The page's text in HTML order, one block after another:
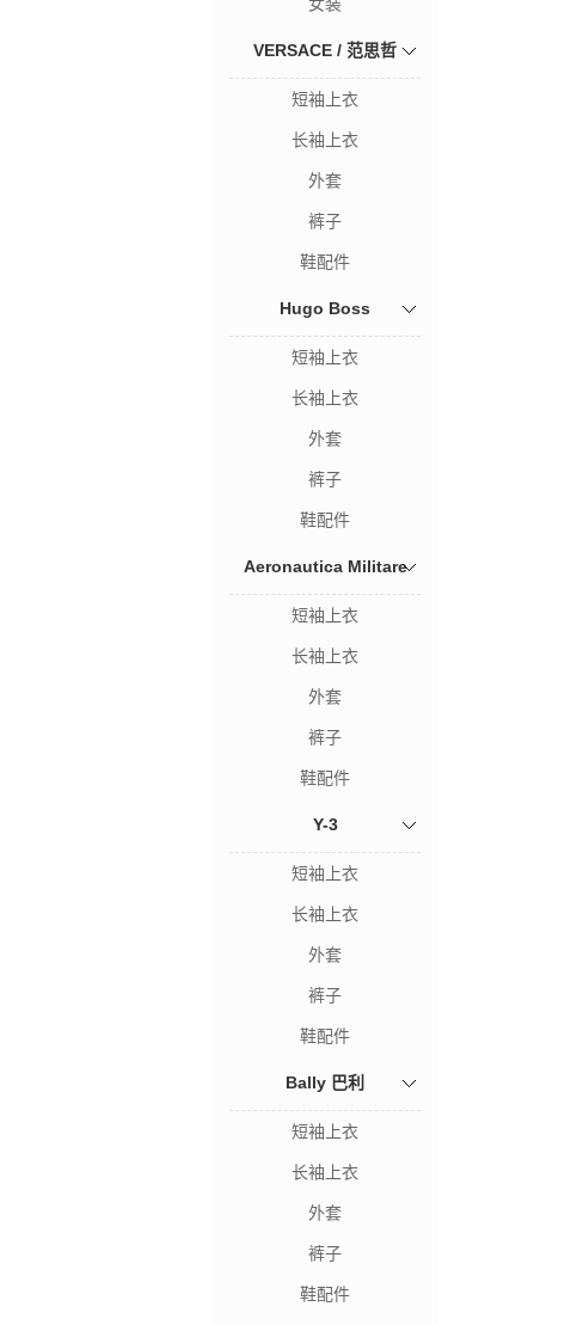
VERSACE / 范思哲
短袖上衣
长袖上衣
外套
裤子
鞋配件
Hugo Boss
短袖上衣
长袖上衣
外套
裤子
鞋配件
Aeronautica Militare
短袖上衣
长袖上衣
外套
裤子
鞋配件
Y-3
短袖上衣
长袖上衣
外套
裤子
鞋配件
Bally 巴利
短袖上衣
长袖上衣
外套
裤子
鞋配件